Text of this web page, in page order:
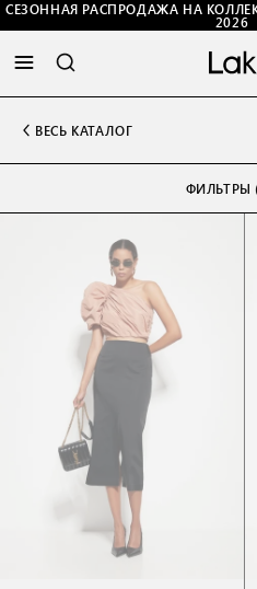
СЕЗОННАЯ РАСПРОДАЖА НА
2026
ВЕСЬ КАТАЛОГ
ФИЛЬТРЫ